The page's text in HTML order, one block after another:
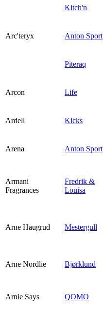
Kitch'n
Arc'teryx Anton Sport
Piteraq
Arcon Life
Ardell Kicks
Arena Anton Sport
Armani
Fragrances
Fredrik &
Louisa
Arne Haugrud Mestergull
Arne Nordlie Bjørklund
Arnie Says QOMO